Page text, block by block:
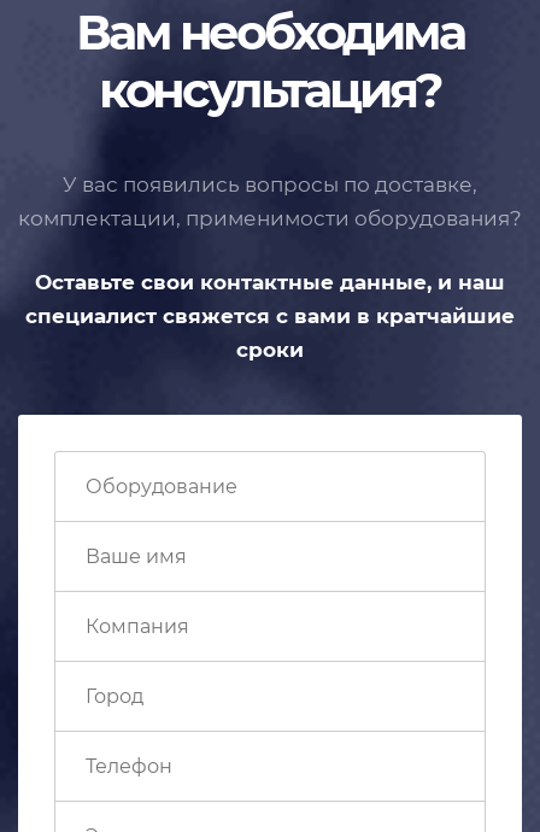
Вам необходима
консультация?
У вас появились вопросы по доставке,
комплектации, применимости оборудования?
Оставьте свои контактные данные, и наш
специалист свяжется с вами в кратчайшие
сроки